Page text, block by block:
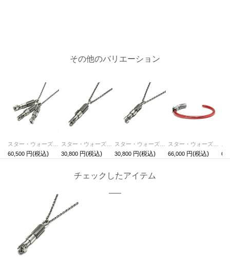
その他のバリエーション
スター・ウォーズ"STARWARS™"ライトセーバーネックレス-3peace-
60,500
スター・ウォーズ"STARWARS™"ライトセーバーネックレス-LUKE-
30,800
スター・ウォーズ"STARWARS™"ライトセーバーネックレス-MASTERYODA-
30,800
スター・ウォーズ"STARWARS™"ライトセーバーバングル-DARTHVADER™-/ブレスレット
66,000
チェックしたアイテム